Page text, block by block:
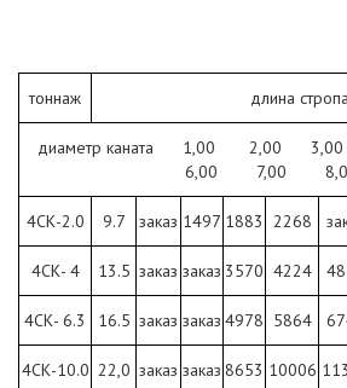
тоннаж длина
диаметр каната 1,00 2,00
6,00 7,00
4СК-2.0 9.7 заказ 1497 1883 2268
4СК- 4 13.5 заказ заказ 3570 4224
4СК- 6.3 16.5 заказ заказ 4978 5864
4СК-10.0 22,0 заказ заказ 8653 10006